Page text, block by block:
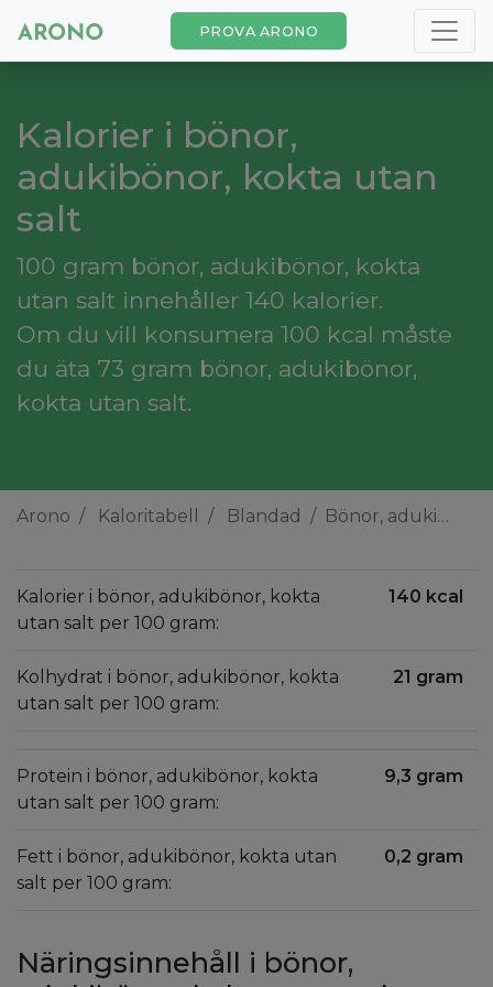
PROVA ARONO
Kalorier i bönor,
adukibönor, kokta utan
salt
100 gram bönor, adukibönor, kokta
utan salt innehåller 140 kalorier.
Om du vill konsumera 100 kcal måste
du äta 73 gram bönor, adukibönor,
kokta utan salt.
Arono Kaloritabell Blandad Bönor, adukibönor, kokta utan salt
Kalorier i bönor, adukibönor, kokta
utan salt per 100 gram:
140 kcal
Kolhydrat i bönor, adukibönor, kokta
utan salt per 100 gram:
21 gram
Protein i bönor, adukibönor, kokta
utan salt per 100 gram:
9,3 gram
Fett i bönor, adukibönor, kokta utan
salt per 100 gram:
0,2 gram
Näringsinnehåll i bönor,